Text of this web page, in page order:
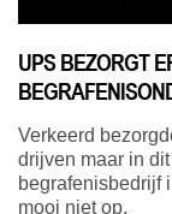
UPS BEZORGT
Verkeerd
drijven maar in
begrafenisbedrijf
mooi niet op.